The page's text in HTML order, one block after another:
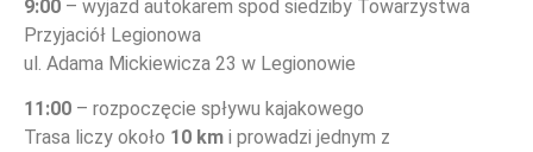
9:00 – wyjazd autokarem spod siedziby Towarzystwa
Przyjaciół Legionowa
ul. Adama Mickiewicza 23 w Legionowie
11:00 – rozpoczęcie spływu kajakowego
Trasa liczy około 10 km i prowadzi jednym z